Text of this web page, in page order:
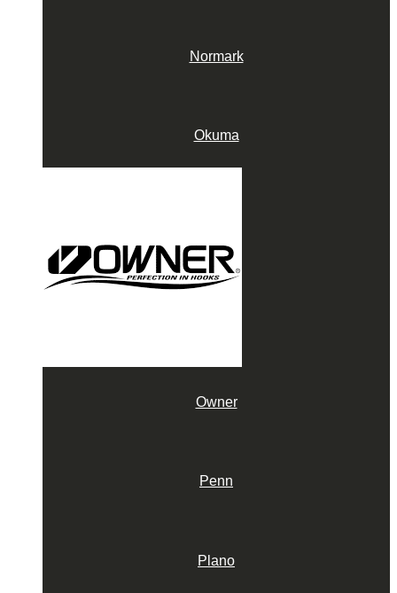
Normark
Okuma
Owner
Penn
Plano